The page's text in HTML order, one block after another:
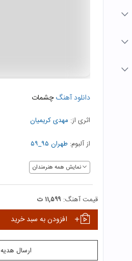
دانلود آهنگچشمات
اثری از: مهدی کریمیان
از آلبوم: طهران ۹۵_۵۹
نمایش همه هنرمندان
قیمت آهنگ: ۱۱,۵۹۹ ت
افزودن به سبد خرید
ارسال هدیه